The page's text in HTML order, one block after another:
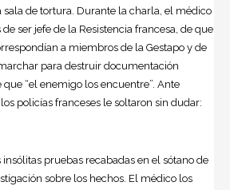
de tortura. Durante la charla, el médico
ser jefe de la Resistencia francesa, de que
a miembros de la Gestapo y de
para destruir documentación
“el enemigo los encuentre”. Ante
policías franceses le soltaron sin dudar:
insólitas pruebas recabadas en el sótano de
sobre los hechos. El médico los